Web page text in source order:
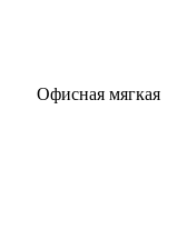
Офисная мягкая